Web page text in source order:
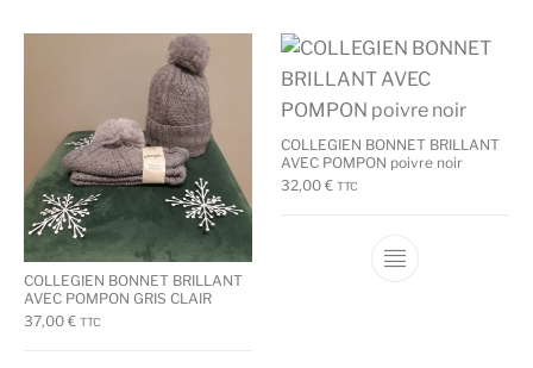
COLLEGIEN BONNET BRILLANT
AVEC POMPON GRIS CLAIR
37,00€ TTC
COLLEGIEN BONNET BRILLANT
AVEC POMPON poivre noir
32,00 € TTC
Ce produit a